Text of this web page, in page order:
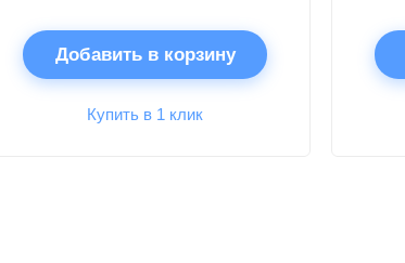
Добавить в корзину
Купить в 1 клик